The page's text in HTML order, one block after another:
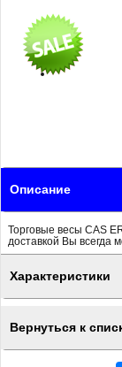
Описание
Торговые весы CAS
доставкой Вы всегда
Характеристики
Вернуться к